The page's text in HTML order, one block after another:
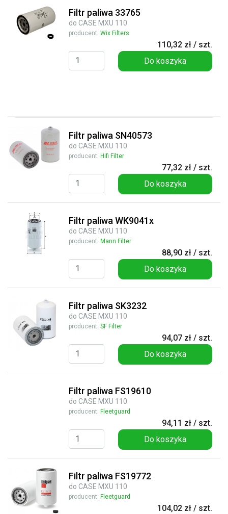
Filtr paliwa 33765
do CASE MXU 110
producent: Wix Filters
110,32 zł / szt.
Do koszyka
Filtr paliwa SN40573
do CASE MXU 110
producent: Hifi Filter
77,32 zł / szt.
Do koszyka
Filtr paliwa WK9041x
do CASE MXU 110
producent: Mann Filter
88,90 zł / szt.
Do koszyka
Filtr paliwa SK3232
do CASE MXU 110
producent: SF Filter
94,07 zł / szt.
Do koszyka
Filtr paliwa FS19610
do CASE MXU 110
producent: Fleetguard
94,11 zł / szt.
Do koszyka
Filtr paliwa FS19772
do CASE MXU 110
producent: Fleetguard
104,02 zł / szt.